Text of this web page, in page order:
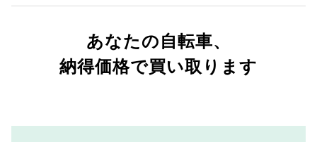
あなたの自転車、
納得価格で買い取ります